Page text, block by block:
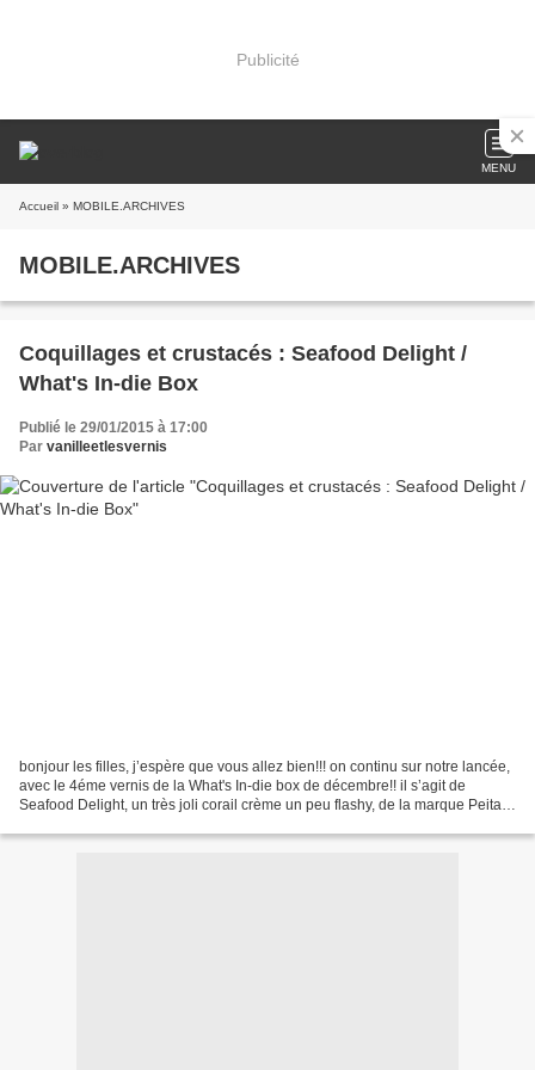
Publicité
MENU
Accueil » MOBILE.ARCHIVES
MOBILE.ARCHIVES
Coquillages et crustacés : Seafood Delight /
What's In-die Box
Publié le 29/01/2015 à 17:00
Par vanilleetlesvernis
bonjour les filles, j’espère que vous allez bien!!! on continu sur notre lancée,
avec le 4éme vernis de la What's In-die box de décembre!! il s’agit de
Seafood Delight, un très joli corail crème un peu flashy, de la marque Peita's